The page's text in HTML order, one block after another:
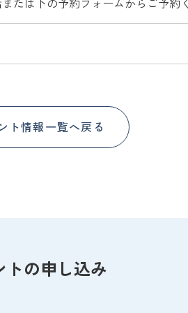
ト情報一覧へ戻る
トの申し込み